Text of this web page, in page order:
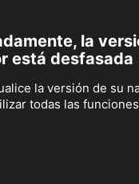
la
está desfasada
la versión de su
todas las